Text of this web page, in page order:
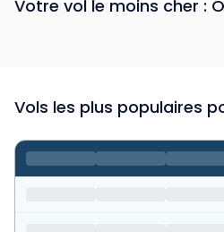
Votre vol le moins cher :
Vols les plus populaires